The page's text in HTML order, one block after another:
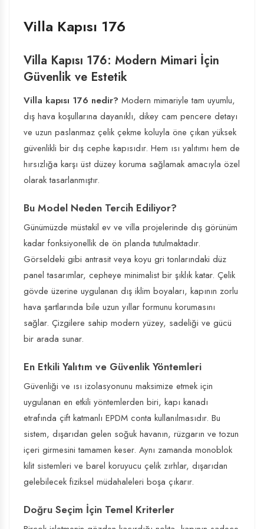
Villa Kapısı 176
Villa Kapısı 176: Modern Mimari İçin
Güvenlik ve Estetik
Villa kapısı 176 nedir? Modern mimariyle tam uyumlu,
dış hava koşullarına dayanıklı, dikey cam pencere detayı
ve uzun paslanmaz çelik çekme koluyla öne çıkan yüksek
güvenlikli bir dış cephe kapısıdır. Hem ısı yalıtımı hem de
hırsızlığa karşı üst düzey koruma sağlamak amacıyla özel
olarak tasarlanmıştır.
Bu Model Neden Tercih Ediliyor?
Günümüzde müstakil ev ve villa projelerinde dış görünüm
kadar fonksiyonellik de ön planda tutulmaktadır.
Görseldeki gibi antrasit veya koyu gri tonlarındaki düz
panel tasarımlar, cepheye minimalist bir şıklık katar. Çelik
gövde üzerine uygulanan dış iklim boyaları, kapının zorlu
hava şartlarında bile uzun yıllar formunu korumasını
sağlar. Çizgilere sahip modern yüzey, sadeliği ve gücü
bir arada sunar.
En Etkili Yalıtım ve Güvenlik Yöntemleri
Güvenliği ve ısı izolasyonunu maksimize etmek için
uygulanan en etkili yöntemlerden biri, kapı kanadı
etrafında çift katmanlı EPDM conta kullanılmasıdır. Bu
sistem, dışarıdan gelen soğuk havanın, rüzgarın ve tozun
içeri girmesini tamamen keser. Aynı zamanda monoblok
kilit sistemleri ve barel koruyucu çelik zırhlar, dışarıdan
gelebilecek fiziksel müdahaleleri boşa çıkarır.
Doğru Seçim İçin Temel Kriterler